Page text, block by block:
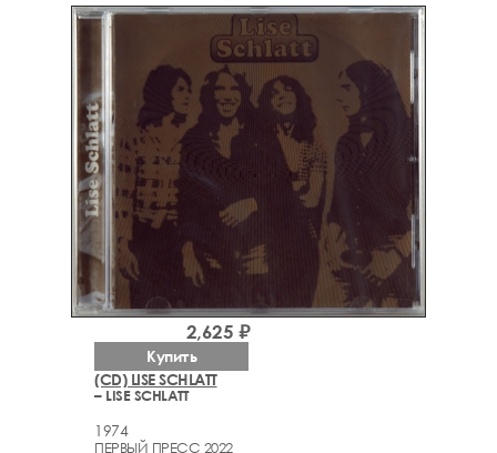
(CD) LISE SCHLATT
– LISE SCHLATT
1974
ПЕРВЫЙ ПРЕСС 2022
2,625 ₽
Купить